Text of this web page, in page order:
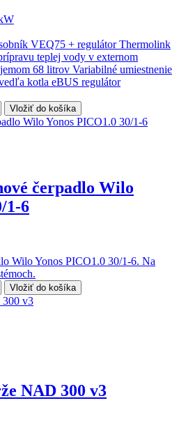
VEQ75 + regulátor Thermolink
teplej vody v externom
68 litrov Variabilné umiestnenie
kotla eBUS regulátor
Vložiť do košíka
čerpadlo Wilo
1-6
Wilo Yonos PICO1.0 30/1-6. Na
Vložiť do košíka
NAD 300 v3